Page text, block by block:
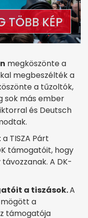
megköszönte a
megbeszélték a
a tűzoltók,
sok más ember
és Deutsch
a TISZA Párt
támogatóit, hogy
A DK-
a tiszások.A
mögött a
támogatója